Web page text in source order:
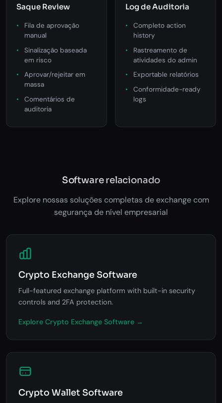
Saque Review
Fila de aprovação
manual
Sinalização baseada
em risco
Aprovar/rejeitar em
massa
Comentários de
auditoria
Log de Auditoria
Completo action
history
Rastreamento de
atividades do admin
Exportable relatórios
Conformidade-ready
logs
Software relacionado
Explore nossas soluções completas de exchange com
segurança de nível empresarial
Crypto Exchange Software
Full-featured exchange platform with built-in security
controls and 2FA protection.
Explore Crypto Exchange Software →
Crypto Wallet Software